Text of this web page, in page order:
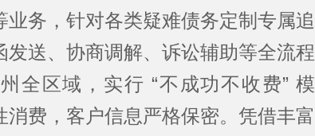
业务，针对各类疑难债务定制专属追
发送、协商调解、诉讼辅助等全流程
全区域，实行 “不成功不收费” 模
消费，客户信息严格保密。凭借丰富